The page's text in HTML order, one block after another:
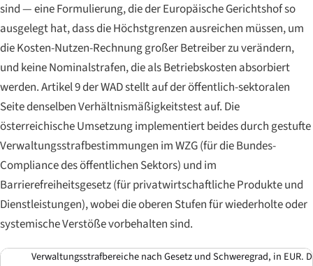
sind — eine Formulierung, die der Europäische Gerichtshof so
ausgelegt hat, dass die Höchstgrenzen ausreichen müssen, um
die Kosten-Nutzen-Rechnung großer Betreiber zu verändern,
und keine Nominalstrafen, die als Betriebskosten absorbiert
werden. Artikel 9 der WAD stellt auf der öffentlich-sektoralen
Seite denselben Verhältnismäßigkeitstest auf. Die
österreichische Umsetzung implementiert beides durch gestufte
Verwaltungsstrafbestimmungen im WZG (für die Bundes-
Compliance des öffentlichen Sektors) und im
Barrierefreiheitsgesetz (für privatwirtschaftliche Produkte und
Dienstleistungen), wobei die oberen Stufen für wiederholte oder
systemische Verstöße vorbehalten sind.
Verwaltungsstrafbereiche nach Gesetz und Schweregrad, in